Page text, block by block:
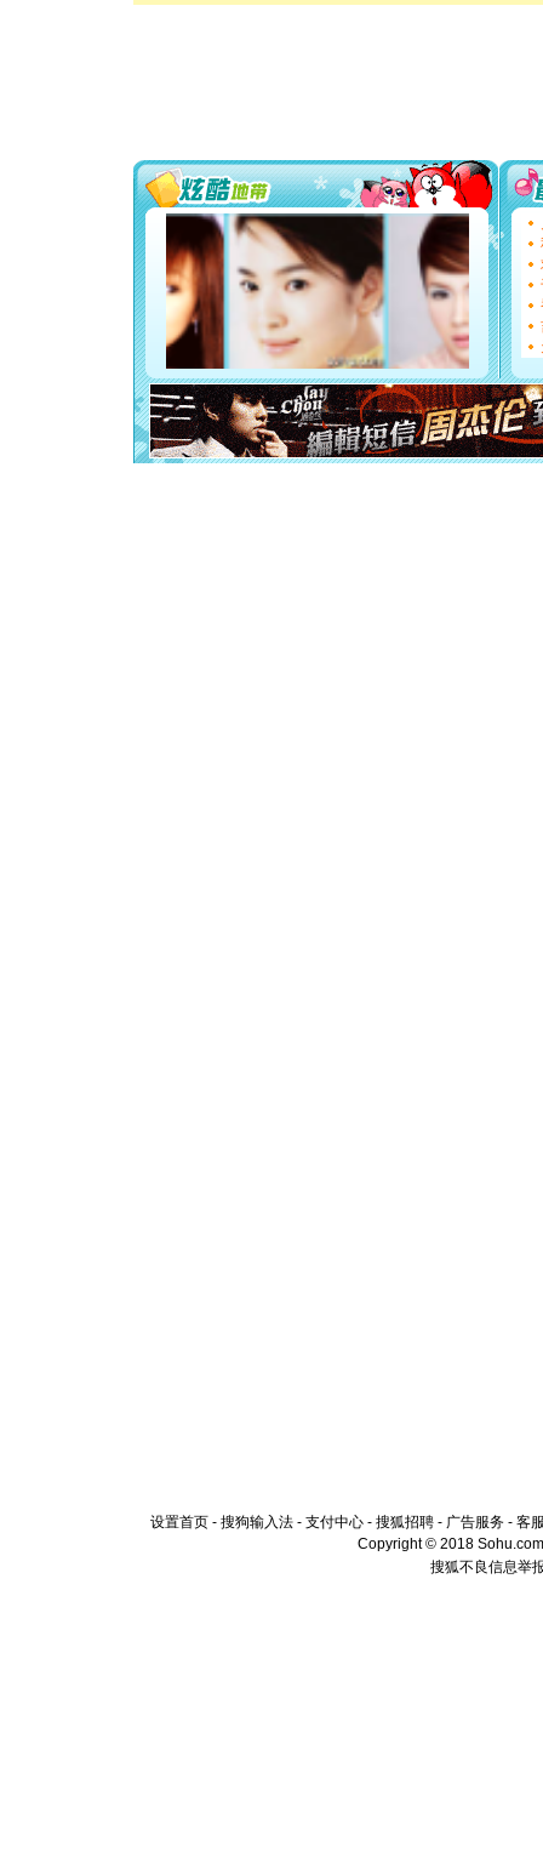
卖了。水
你太多，
要平安
[圣诞节]
能正大
都要快乐
[圣诞节]
如意,快
[元旦]
看
断电。
你是我
[元旦]如
起；二是
离。水晶
[元旦]当
泣，这痛
设置首页 - 搜狗输入法 - 支付中心 - 搜狐招聘 - 广告服务 - 客
Copyright © 2018
搜狐不良信息举